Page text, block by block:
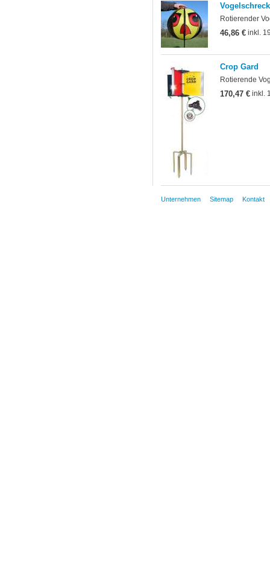
Rotierender
46,86 €inkl.
Crop Gard
Rotierende
170,47 €inkl.
Unternehmen Sitemap Kontakt